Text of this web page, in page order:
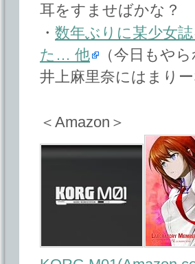
耳をすませばかな？
・ 数年ぶりに某少女
た… 他
（今日もやら
井上麻里奈にはまりー
＜Amazon＞